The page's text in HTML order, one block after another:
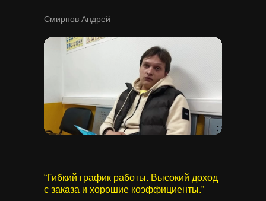
“Гибкий график работы. Высокий доход
с заказа и хорошие коэффициенты.”
Смирнов Андрей